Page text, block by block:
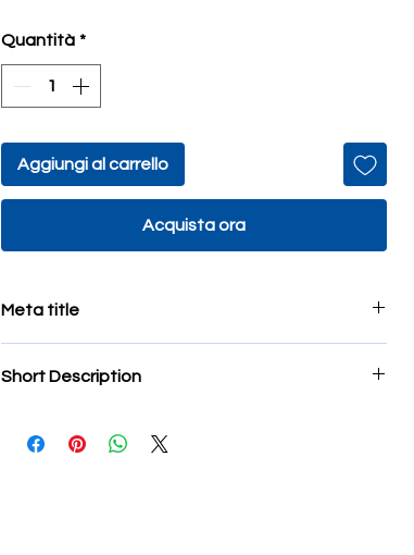
Quantità *
Aggiungi al carrello
Acquista ora
Meta title
Short Description